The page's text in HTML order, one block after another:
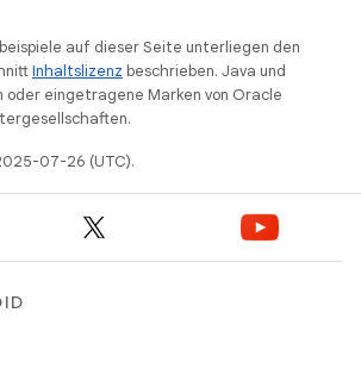
auf dieser Seite unterliegen den
Inhaltslizenz beschrieben. Java und
oder eingetragene Marken von Oracle
07-26 (UTC).